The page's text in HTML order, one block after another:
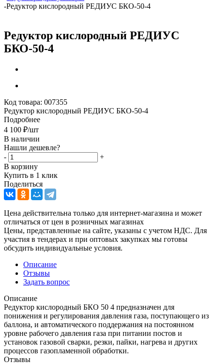
-Редуктор кислородный РЕДИУС БКО-50-4
Редуктор кислородный РЕДИУС
БКО-50-4
Код товара: 007355
Редуктор кислородный РЕДИУС БКО-50-4
Подробнее
4 100 ₽/шт
В наличии
Нашли дешевле?
-
+
В корзину
Купить в 1 клик
Поделиться
Цена действительна только для интернет-магазина и может
отличаться от цен в розничных магазинах
Цены, представленные на сайте, указаны с учетом НДС. Для
участия в тендерах и при оптовых закупках мы готовы
обсудить индивидуальные условия.
Описание
Отзывы
Задать вопрос
Описание
Редуктор кислородный БКО 50 4 предназначен для
понижения и регулирования давления газа, поступающего из
баллона, и автоматического поддержания на постоянном
уровне рабочего давления газа при питании постов и
установок газовой сварки, резки, пайки, нагрева и других
процессов газопламенной обработки.
Отзывы